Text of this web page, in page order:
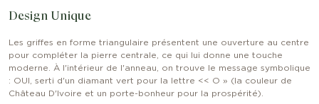
Design Unique
Les griffes en forme triangulaire présentent une ouverture au centre
pour compléter la pierre centrale, ce qui lui donne une touche
moderne. À l'intérieur de l'anneau, on trouve le message symbolique
: OUI, serti d'un diamant vert pour la lettre << O » (la couleur de
Château D'lvoire et un porte-bonheur pour la prospérité).